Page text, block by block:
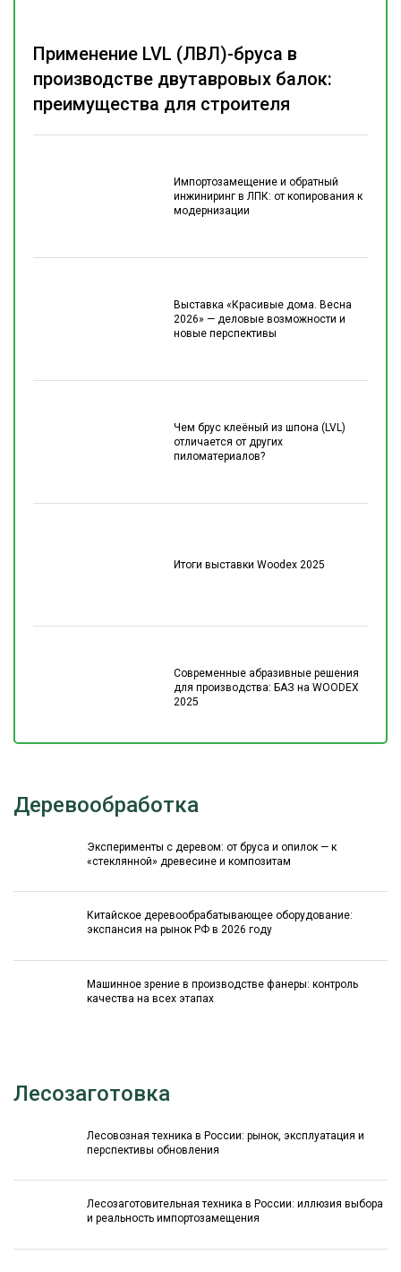
Импортозамещение и обратный
инжиниринг в ЛПК: от копирования к
модернизации
Выставка «Красивые дома. Весна
2026» — деловые возможности и
новые перспективы
Чем брус клеёный из шпона (LVL)
отличается от других
пиломатериалов?
Итоги выставки Woodex 2025
Современные абразивные решения
для производства: БАЗ на WOODEX
2025
Применение LVL (ЛВЛ)-бруса в
производстве двутавровых балок:
преимущества для строителя
Деревообработка
Эксперименты с деревом: от бруса и опилок — к
«стеклянной» древесине и композитам
Китайское деревообрабатывающее оборудование:
экспансия на рынок РФ в 2026 году
Машинное зрение в производстве фанеры: контроль
качества на всех этапах
Лесозаготовка
Лесовозная техника в России: рынок, эксплуатация и
перспективы обновления
Лесозаготовительная техника в России: иллюзия выбора
и реальность импортозамещения